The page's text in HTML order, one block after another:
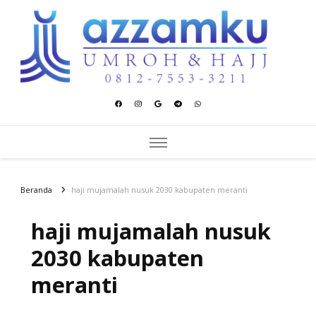
Azzamku Umroh dan Hajj
Beranda haji mujamalah nusuk 2030 kabupaten meranti
haji mujamalah nusuk
2030 kabupaten
meranti